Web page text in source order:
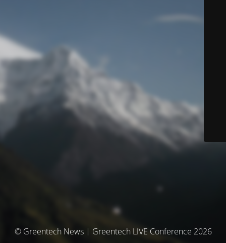
© Greentech News | Greentech LIVE Conference 2026